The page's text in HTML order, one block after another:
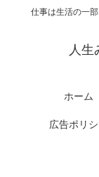
仕事は生活の一
人生
ホーム
広告ポリ